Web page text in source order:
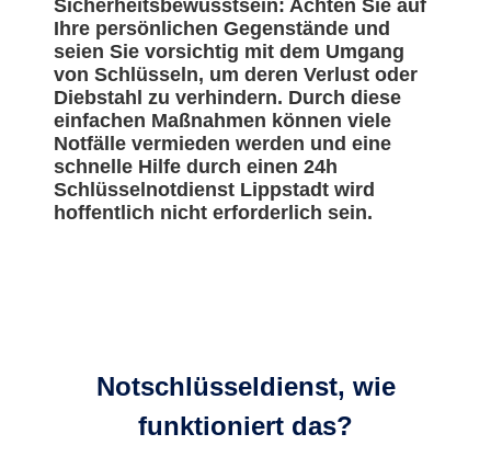
Sicherheitsbewusstsein: Achten Sie auf
Ihre persönlichen Gegenstände und
seien Sie vorsichtig mit dem Umgang
von Schlüsseln, um deren Verlust oder
Diebstahl zu verhindern. Durch diese
einfachen Maßnahmen können viele
Notfälle vermieden werden und eine
schnelle Hilfe durch einen 24h
Schlüsselnotdienst Lippstadt wird
hoffentlich nicht erforderlich sein.
Notschlüsseldienst, wie
funktioniert das?